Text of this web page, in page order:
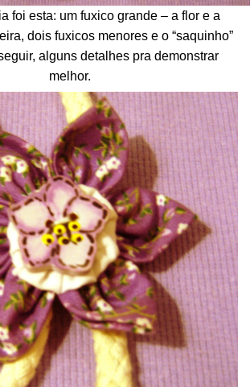
foi esta: um fuxico grande – a flor e a
dois fuxicos menores e o “saquinho”
alguns detalhes pra demonstrar
melhor.